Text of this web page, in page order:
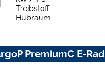
Treibstoff
Hubraum
PremiumC E-Rad